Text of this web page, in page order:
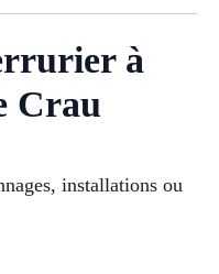
à
Crau
installations ou